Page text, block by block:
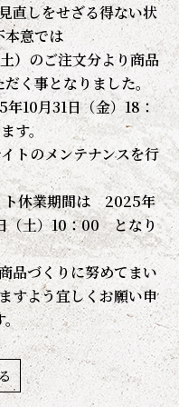
直しをせざる得ない状
本意では
） のご注文分より商品
く事となりました。
10月31日（金）18：
す。
トのメンテナンスを行
ト休業期間は 2025年
（土）10：00 となり
品づくりに努めてまい
すよう宜しくお願い申
。